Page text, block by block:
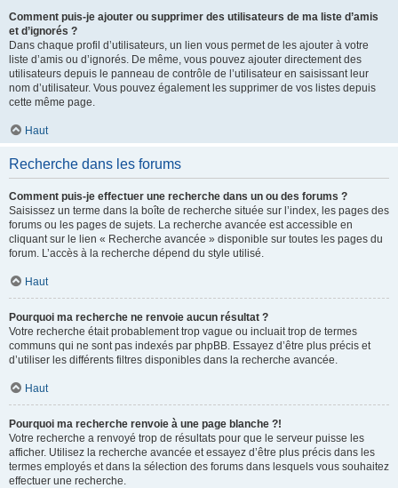
Comment puis-je ajouter ou supprimer des utilisateurs de ma liste d’amis
et d’ignorés ?
Dans chaque profil d’utilisateurs, un lien vous permet de les ajouter à votre
liste d’amis ou d’ignorés. De même, vous pouvez ajouter directement des
utilisateurs depuis le panneau de contrôle de l’utilisateur en saisissant leur
nom d’utilisateur. Vous pouvez également les supprimer de vos listes depuis
cette même page.
Haut
Recherche dans les forums
Comment puis-je effectuer une recherche dans un ou des forums ?
Saisissez un terme dans la boîte de recherche située sur l’index, les pages des
forums ou les pages de sujets. La recherche avancée est accessible en
cliquant sur le lien « Recherche avancée » disponible sur toutes les pages du
forum. L’accès à la recherche dépend du style utilisé.
Haut
Pourquoi ma recherche ne renvoie aucun résultat ?
Votre recherche était probablement trop vague ou incluait trop de termes
communs qui ne sont pas indexés par phpBB. Essayez d’être plus précis et
d’utiliser les différents filtres disponibles dans la recherche avancée.
Haut
Pourquoi ma recherche renvoie à une page blanche ?!
Votre recherche a renvoyé trop de résultats pour que le serveur puisse les
afficher. Utilisez la recherche avancée et essayez d’être plus précis dans les
termes employés et dans la sélection des forums dans lesquels vous souhaitez
effectuer une recherche.